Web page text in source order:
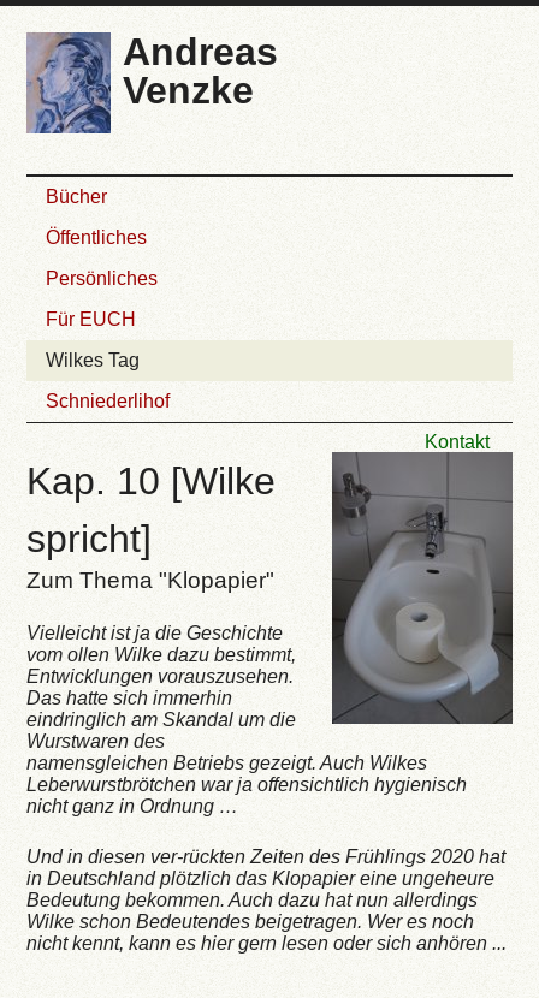
Andreas
Venzke
Bücher
Öffentliches
Persönliches
Für EUCH
Wilkes Tag
Schniederlihof
Kontakt
Kap. 10 [Wilke
spricht]
Zum Thema "Klopapier"
Vielleicht ist ja die Geschichte
vom ollen Wilke dazu bestimmt,
Entwicklungen vorauszusehen.
Das hatte sich immerhin
eindringlich am Skandal um die
Wurstwaren des
namensgleichen Betriebs gezeigt. Auch Wilkes
Leberwurstbrötchen war ja offensichtlich hygienisch
nicht ganz in Ordnung …
Und in diesen ver-rückten Zeiten des Frühlings 2020 hat
in Deutschland plötzlich das Klopapier eine ungeheure
Bedeutung bekommen. Auch dazu hat nun allerdings
Wilke schon Bedeutendes beigetragen. Wer es noch
nicht kennt, kann es hier gern lesen oder sich anhören ...